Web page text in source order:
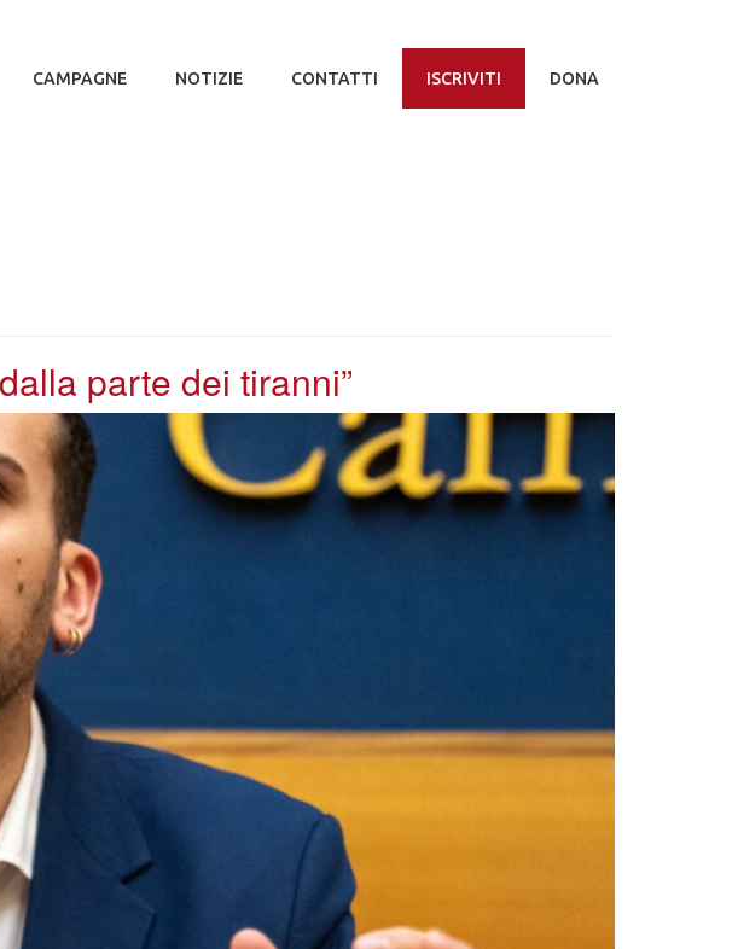
CAMPAGNE NOTIZIE CONTATTI ISCRIVITI DONA
parte dei tiranni”